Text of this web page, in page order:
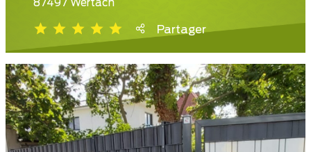
87497 Wertach
Partager